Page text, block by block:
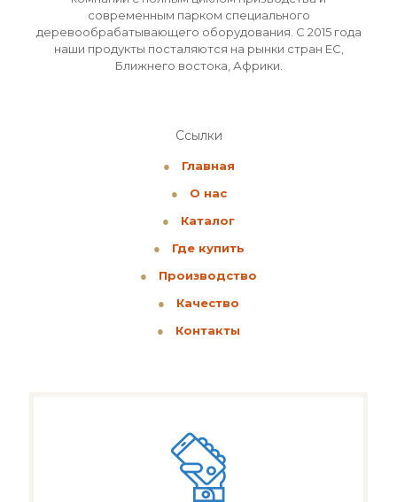
современным парком специального
деревообрабатывающего оборудования. С 2015 года
наши продукты посталяются на рынки стран ЕС,
Ближнего востока, Африки.
Ссылки
●
Главная
●
О нас
●
Каталог
●
Где купить
●
Производство
●
Качество
●
Контакты